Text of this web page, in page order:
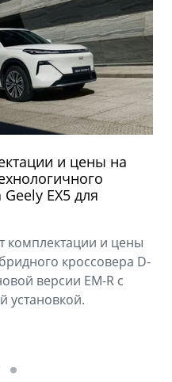
и цены на
EX5 для
комплектации и цены
кроссовера D-
версии EM-R с
установкой.